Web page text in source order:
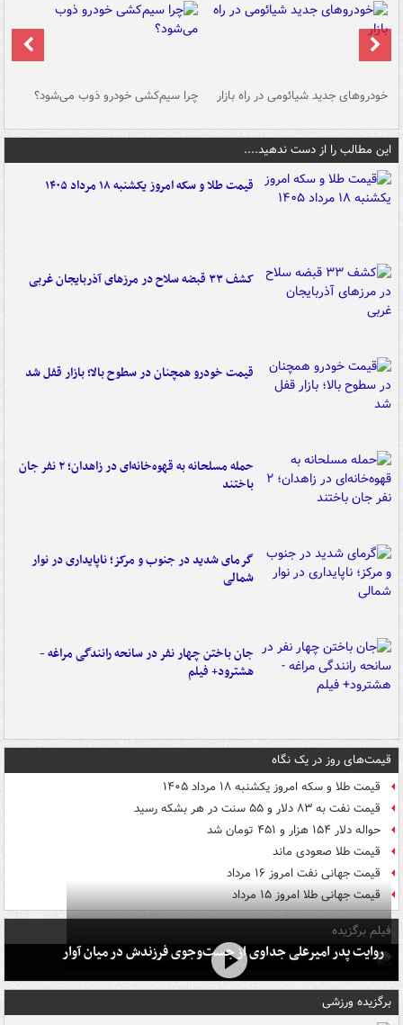
خودروهای جدید شیائومی در راه بازار چرا سیم‌کشی خودرو ذوب می‌شود؟
این مطالب را از دست ندهید....
قیمت طلا و سکه امروز یکشنبه ۱۸ مرداد ۱۴۰۵
کشف ۳۳ قبضه سلاح در مرزهای آذربایجان غربی
قیمت خودرو همچنان در سطوح بالا؛ بازار قفل شد
حمله مسلحانه به قهوه‌خانه‌ای در زاهدان؛ ۲ نفر جان
باختند
گرمای شدید در جنوب و مرکز؛ ناپایداری در نوار
شمالی
جان باختن چهار نفر در سانحه رانندگی مراغه -
هشترود+ فیلم
قیمت‌های روز در یک نگاه
قیمت طلا و سکه امروز یکشنبه ۱۸ مرداد ۱۴۰۵
قیمت نفت به ۸۳ دلار و ۵۵ سنت در هر بشکه رسید
حواله دلار ۱۵۴ هزار و ۴۵۱ تومان شد
قیمت طلا صعودی ماند
قیمت جهانی نفت امروز ۱۶ مرداد
قیمت جهانی طلا امروز ۱۵ مرداد
فیلم برگزیده
روایت پدر امیرعلی جداوی از جست‌وجوی فرزندش در میان آوار
برگزیده ورزشی